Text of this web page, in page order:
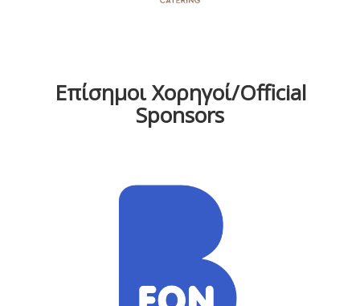
Επίσημοι Χορηγοί/Official
Sponsors